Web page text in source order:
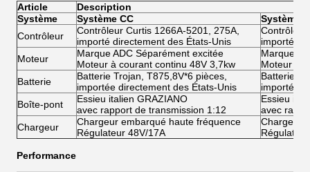
Article
Description
Système
Système CC
Système
Contrôleur
Contrôleur Curtis 1266A-5201, 275A,
importé directement des États-Unis
Contrôleur
importé
Moteur
Marque ADC Séparément excitée
Moteur à courant continu 48V 3,7kw
Marque
Moteur à
Batterie
Batterie Trojan, T875,8V*6 pièces,
importée directement des États-Unis
Batterie
importée
Boîte-pont
Essieu italien GRAZIANO
avec rapport de transmission 1:12
Essieu
avec
Chargeur
Chargeur embarqué haute fréquence
Régulateur 48V/17A
Chargeur
Performance